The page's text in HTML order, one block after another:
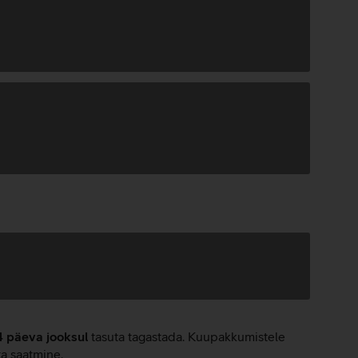
päeva jooksul tasuta tagastada. Kuupakkumistele
saatmine.